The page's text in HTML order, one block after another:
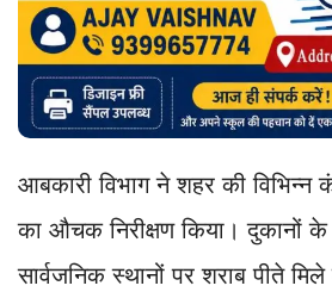
आबकारी विभाग ने शहर की विभिन्न
का औचक निरीक्षण किया। दुकानों
सार्वजनिक स्थानों पर शराब पीते